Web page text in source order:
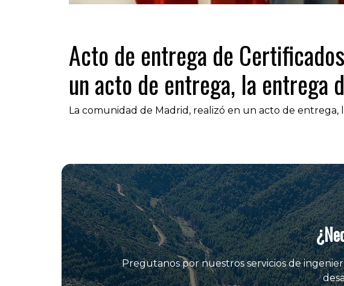
Acto de entrega de
un acto de entrega, la entrega
La comunidad de Madrid, realizó en un acto de entrega,
Pregutanos por nuestros servicios de